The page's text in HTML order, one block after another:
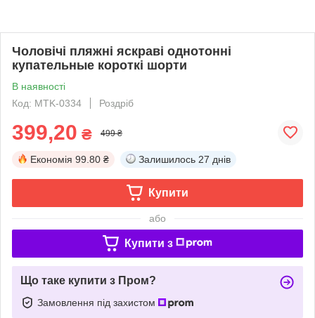
Чоловічі пляжні яскраві однотонні
купательные короткі шорти
В наявності
Код: MTK-0334
Роздріб
399,20 ₴ 499 ₴
Економія 99.80 ₴ Залишилось 27 днів
Купити
або
Купити з
Що таке купити з Пром?
Замовлення під захистом